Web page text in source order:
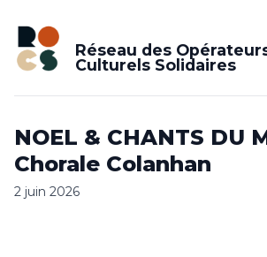
Réseau des
Culturels Solidaires
NOEL & CHANTS DU
Chorale Colanhan
2 juin 2026